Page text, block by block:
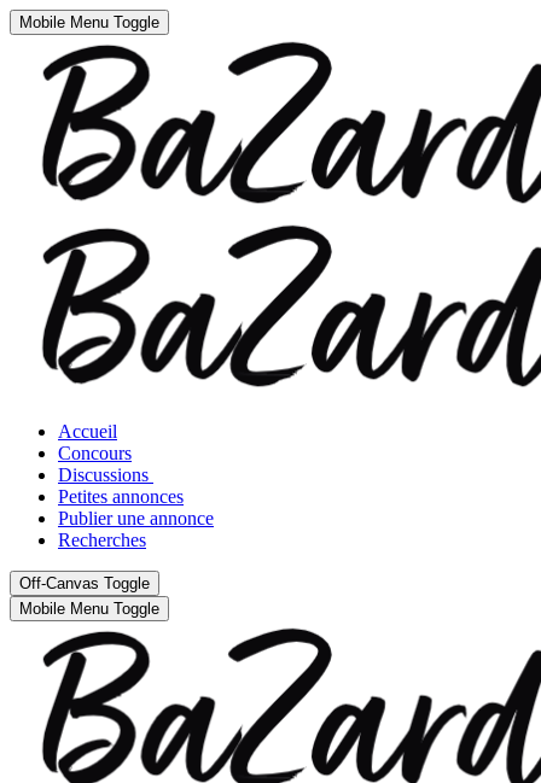
Mobile Menu Toggle
Accueil
Concours
Discussions
Petites annonces
Publier une annonce
Recherches
Off-Canvas Toggle
Mobile Menu Toggle